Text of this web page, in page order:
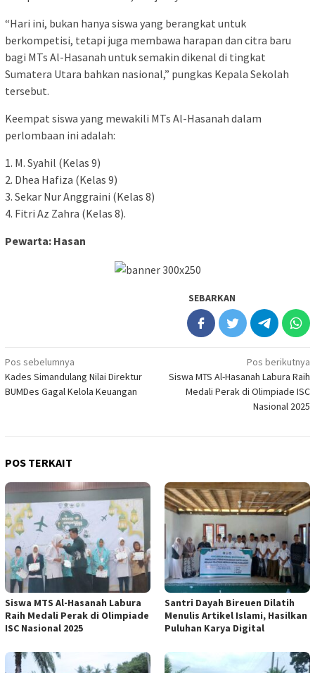
“Hari ini, bukan hanya siswa yang berangkat untuk
berkompetisi, tetapi juga membawa harapan dan citra baru
bagi MTs Al-Hasanah untuk semakin dikenal di tingkat
Sumatera Utara bahkan nasional,” pungkas Kepala Sekolah
tersebut.
Keempat siswa yang mewakili MTs Al-Hasanah dalam
perlombaan ini adalah:
1. M. Syahil (Kelas 9)
2. Dhea Hafiza (Kelas 9)
3. Sekar Nur Anggraini (Kelas 8)
4. Fitri Az Zahra (Kelas 8).
Pewarta: Hasan
SEBARKAN
Navigasi
pos
Pos sebelumnya
Kades Simandulang Nilai Direktur
BUMDes Gagal Kelola Keuangan
Pos berikutnya
Siswa MTS Al-Hasanah Labura Raih
Medali Perak di Olimpiade ISC
Nasional 2025
POS TERKAIT
Siswa MTS Al-Hasanah Labura
Raih Medali Perak di Olimpiade
ISC Nasional 2025
Santri Dayah Bireuen Dilatih
Menulis Artikel Islami, Hasilkan
Puluhan Karya Digital